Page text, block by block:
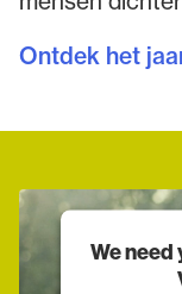
Ontdek het
We need